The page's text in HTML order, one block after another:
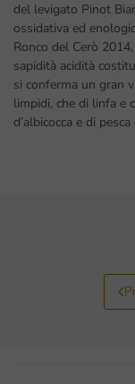
del levigato Pinot
ossidativa ed
Ronco del Cerò
sapidità acidità
si conferma un gran
limpidi, che di linfa e
d’albicocca e di